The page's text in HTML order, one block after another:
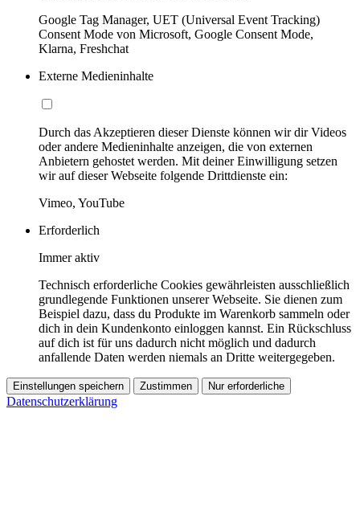
Google Tag Manager, UET (Universal Event Tracking)
Consent Mode von Microsoft, Google Consent Mode,
Klarna, Freshchat
Externe Medieninhalte
Durch das Akzeptieren dieser Dienste können wir dir Videos
oder andere Medieninhalte anzeigen, die von externen
Anbietern gehostet werden. Mit deiner Einwilligung setzen
wir auf dieser Webseite folgende Drittdienste ein:
Vimeo, YouTube
Erforderlich
Immer aktiv
Technisch erforderliche Cookies gewährleisten ausschließlich
grundlegende Funktionen unserer Webseite. Sie dienen zum
Beispiel dazu, dass du Produkte im Warenkorb sammeln oder
dich in dein Kundenkonto einloggen kannst. Ein Rückschluss
auf dich ist für uns dadurch nicht möglich und dadurch
anfallende Daten werden niemals an Dritte weitergegeben.
Einstellungen speichern Zustimmen Nur erforderliche
Datenschutzerklärung